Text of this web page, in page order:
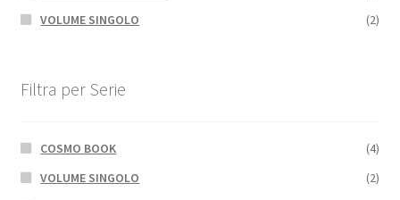
VOLUME SINGOLO
(2)
Filtra per Serie
COSMO BOOK
(4)
VOLUME SINGOLO
(2)